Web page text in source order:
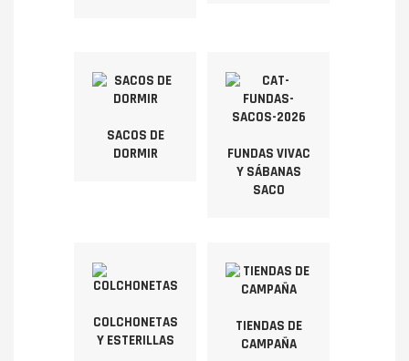
SACOS DE
DORMIR
FUNDAS VIVAC
Y SÁBANAS
SACO
COLCHONETAS
Y ESTERILLAS
TIENDAS DE
CAMPAÑA